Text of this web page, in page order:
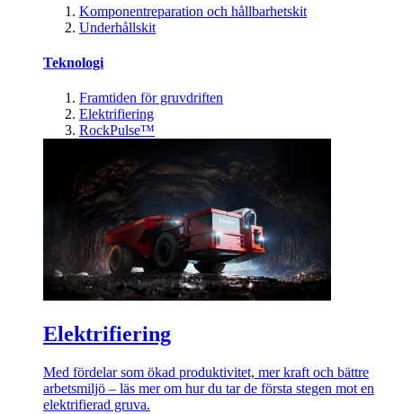
Komponentreparation och hållbarhetskit
Underhållskit
Teknologi
Framtiden för gruvdriften
Elektrifiering
RockPulse™
Elektrifiering
Med fördelar som ökad produktivitet, mer kraft och bättre
arbetsmiljö – läs mer om hur du tar de första stegen mot en
elektrifierad gruva.